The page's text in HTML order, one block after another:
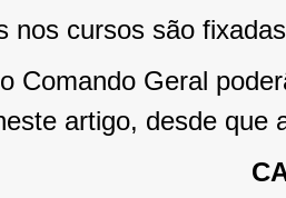
nos cursos são
Comando Geral
artigo, desde que